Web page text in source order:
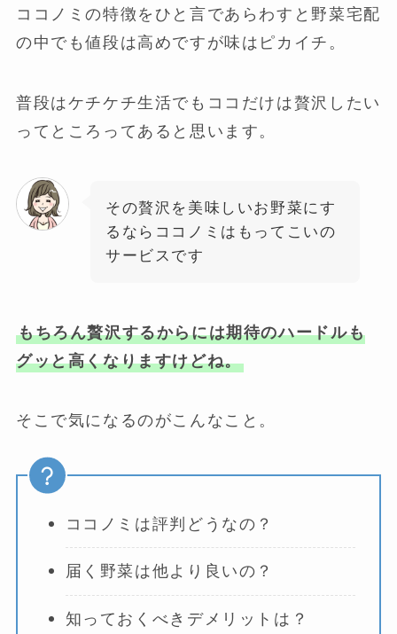
ココノミの特徴をひと言であらわすと野菜宅配
の中でも値段は高めですが味はピカイチ。
普段はケチケチ生活でもココだけは贅沢したい
ってところってあると思います。
その贅沢を美味しいお野菜にす
るならココノミはもってこいの
サービスです
もちろん贅沢するからには期待のハードルも
グッと高くなりますけどね。
そこで気になるのがこんなこと。
ココノミは評判どうなの？
届く野菜は他より良いの？
知っておくべきデメリットは？